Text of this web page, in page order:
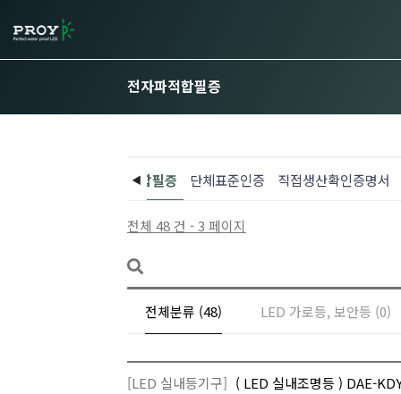
전자파적합필증
전자파적합필증 단체표준인증 직접생산확인증명서
전체 48 건 - 3 페이지
전체분류 (48) LED 가로등, 보안등 (0)
[LED 실내등기구] ( LED 실내조명등 ) DAE-